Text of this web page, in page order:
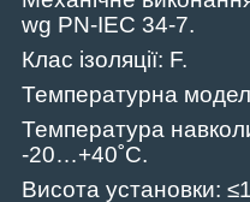
wg PN-IEC 34-7.
Клас ізоляції: F.
Температурна
Температура
-20…+40˚C.
Висота установки: